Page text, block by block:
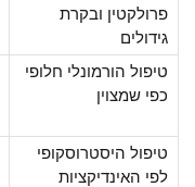
פרולקטין ובקרת
גידולים
טיפול הורמונלי חלופי
כפי שמצוין
טיפול היסטרוסקופי
לפי האינדיקציות